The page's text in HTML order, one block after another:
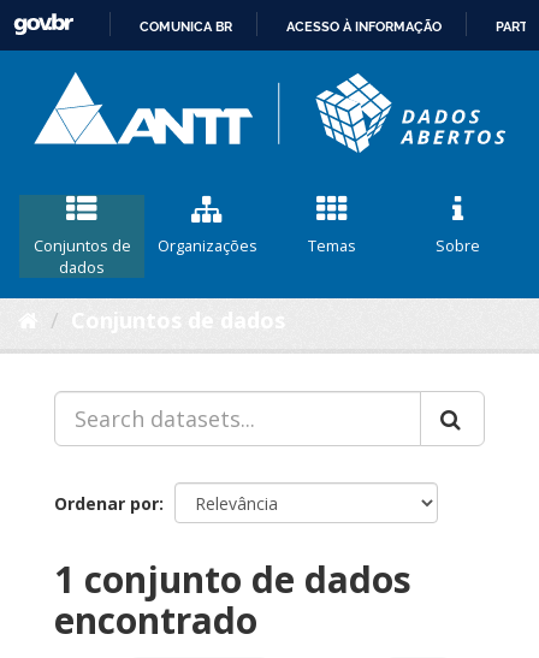
CONTEÚDO
COMUNICA BR ACESSO À INFORMAÇÃO
Conjuntos de
dados
Organizações Temas Sobre
Ordenar por
1 conjunto de dados
encontrado